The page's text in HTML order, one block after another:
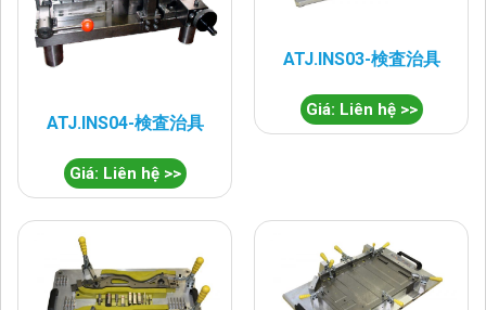
ATJ.INS04-検査治具
Giá: Liên hệ >>
ATJ.INS03-検査治具
Giá: Liên hệ >>